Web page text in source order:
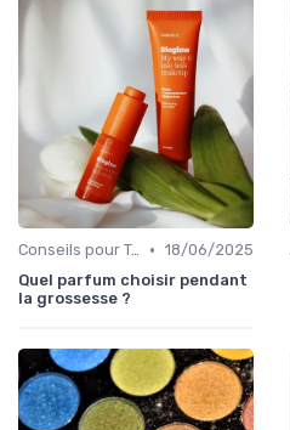
Conseils pour Tous les Âges • 18/06/2025
Quel parfum choisir pendant
la grossesse ?